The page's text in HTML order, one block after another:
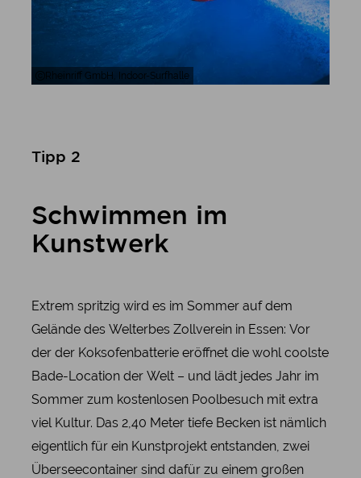
Rheinriff GmbH, Indoor-Surfhalle
Tipp 2
Schwimmen im
Kunstwerk
Extrem spritzig wird es im Sommer auf dem
Gelände des Welterbes Zollverein in Essen: Vor
der der Koksofenbatterie eröffnet die wohl coolste
Bade-Location der Welt – und lädt jedes Jahr im
Sommer zum kostenlosen Poolbesuch mit extra
viel Kultur. Das 2,40 Meter tiefe Becken ist nämlich
eigentlich für ein Kunstprojekt entstanden, zwei
Überseecontainer sind dafür zu einem großen